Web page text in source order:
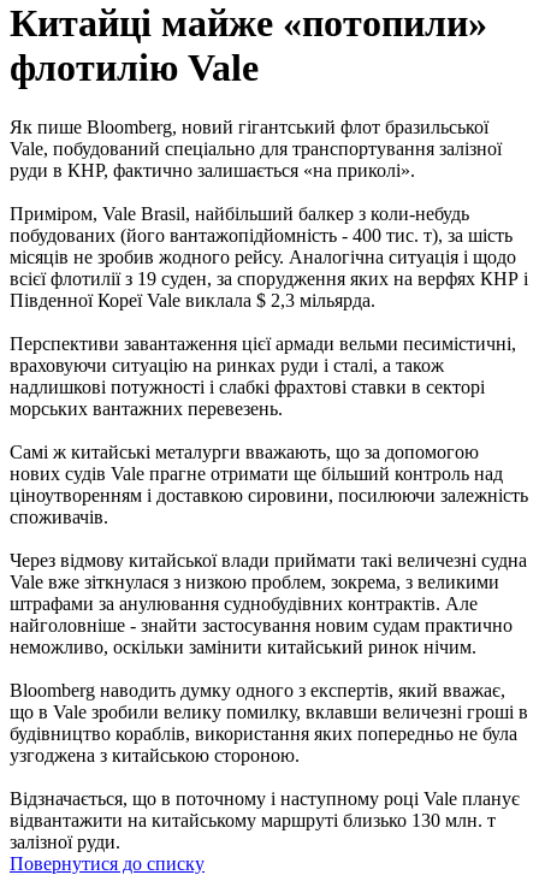
Китайці майже «потопили»
флотилію Vale
Як пише Bloomberg, новий гігантський флот бразильської
Vale, побудований спеціально для транспортування залізної
руди в КНР, фактично залишається «на приколі».
Приміром, Vale Brasil, найбільший балкер з коли-небудь
побудованих (його вантажопідйомність - 400 тис. т), за шість
місяців не зробив жодного рейсу. Аналогічна ситуація і щодо
всієї флотилії з 19 суден, за спорудження яких на верфях КНР і
Південної Кореї Vale виклала $ 2,3 мільярда.
Перспективи завантаження цієї армади вельми песимістичні,
враховуючи ситуацію на ринках руди і сталі, а також
надлишкові потужності і слабкі фрахтові ставки в секторі
морських вантажних перевезень.
Самі ж китайські металурги вважають, що за допомогою
нових судів Vale прагне отримати ще більший контроль над
ціноутворенням і доставкою сировини, посилюючи залежність
споживачів.
Через відмову китайської влади приймати такі величезні судна
Vale вже зіткнулася з низкою проблем, зокрема, з великими
штрафами за анулювання суднобудівних контрактів. Але
найголовніше - знайти застосування новим судам практично
неможливо, оскільки замінити китайський ринок нічим.
Bloomberg наводить думку одного з експертів, який вважає,
що в Vale зробили велику помилку, вклавши величезні гроші в
будівництво кораблів, використання яких попередньо не була
узгоджена з китайською стороною.
Відзначається, що в поточному і наступному році Vale планує
відвантажити на китайському маршруті близько 130 млн. т
залізної руди.
Повернутися до списку